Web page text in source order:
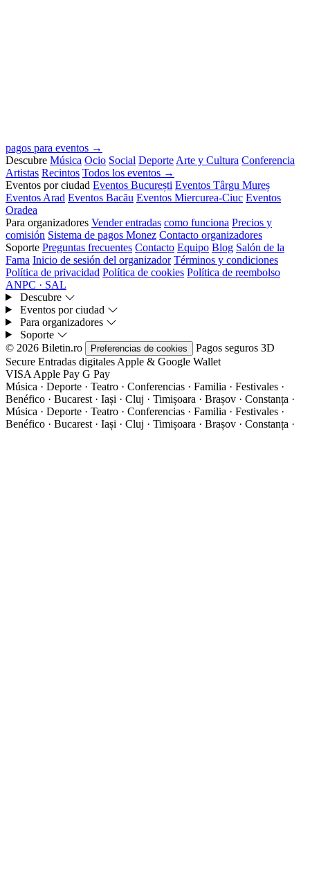
pagos para eventos →
Descubre Música Ocio Social Deporte Arte y Cultura Conferencia
Artistas Recintos Todos los eventos →
Eventos por ciudad Eventos București Eventos Târgu Mureș
Eventos Arad Eventos Bacău Eventos Miercurea-Ciuc Eventos
Oradea
Para organizadores Vender entradas como funciona Precios y
comisión Sistema de pagos Monez Contacto organizadores
Soporte Preguntas frecuentes Contacto Equipo Blog Salón de la
Fama Inicio de sesión del organizador Términos y condiciones
Política de privacidad Política de cookies Política de reembolso
ANPC · SAL
Descubre
Eventos por ciudad
Para organizadores
Soporte
© 2026 Biletin.ro
Preferencias de cookies Pagos seguros 3D
Secure Entradas digitales Apple & Google Wallet
VISA Apple Pay G Pay
Música · Deporte · Teatro · Conferencias · Familia · Festivales ·
Benéfico · Bucarest · Iași · Cluj · Timișoara · Brașov · Constanța ·
Música · Deporte · Teatro · Conferencias · Familia · Festivales ·
Benéfico · Bucarest · Iași · Cluj · Timișoara · Brașov · Constanța ·